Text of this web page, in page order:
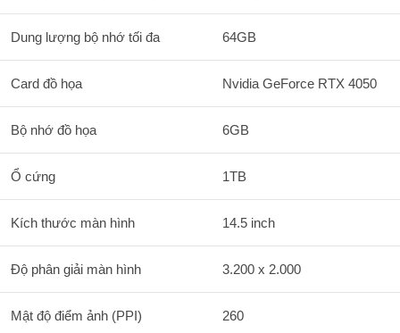
Dung lượng bộ nhớ tối đa 64GB
Card đồ họa Nvidia GeForce RTX 4050
Bộ nhớ đồ họa 6GB
Ổ cứng 1TB
Kích thước màn hình 14.5 inch
Độ phân giải màn hình 3.200 x 2.000
Mật độ điểm ảnh (PPI) 260